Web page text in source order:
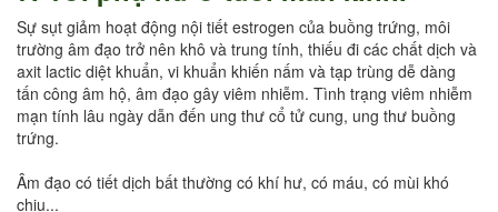
Sự sụt giảm hoạt động nội tiết estrogen của buồng trứng, môi
trường âm đạo trở nên khô và trung tính, thiếu đi các chất dịch và
axit lactic diệt khuẩn, vi khuẩn khiến nấm và tạp trùng dễ dàng
tấn công âm hộ, âm đạo gây viêm nhiễm. Tình trạng viêm nhiễm
mạn tính lâu ngày dẫn đến ung thư cổ tử cung, ung thư buồng
trứng.
Âm đạo có tiết dịch bất thường có khí hư, có máu, có mùi khó
chịu...